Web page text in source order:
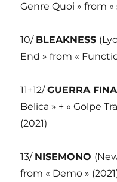
Genre Quoi » from «
10/ BLEAKNESS
End » from «
11+12/GUERRA
Belica » + « Golpe
(2021)
13/ NISEMONO
from « Demo »